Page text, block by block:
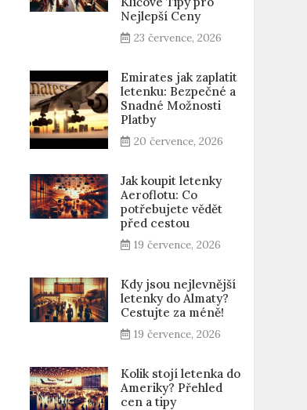
Nejlepší Ceny
23 července, 2026
Emirates jak zaplatit
letenku: Bezpečné a
Snadné Možnosti
Platby
20 července, 2026
Jak koupit letenky
Aeroflotu: Co
potřebujete vědět
před cestou
19 července, 2026
Kdy jsou nejlevnější
letenky do Almaty?
Cestujte za méně!
19 července, 2026
Kolik stojí letenka do
Ameriky? Přehled
cen a tipy